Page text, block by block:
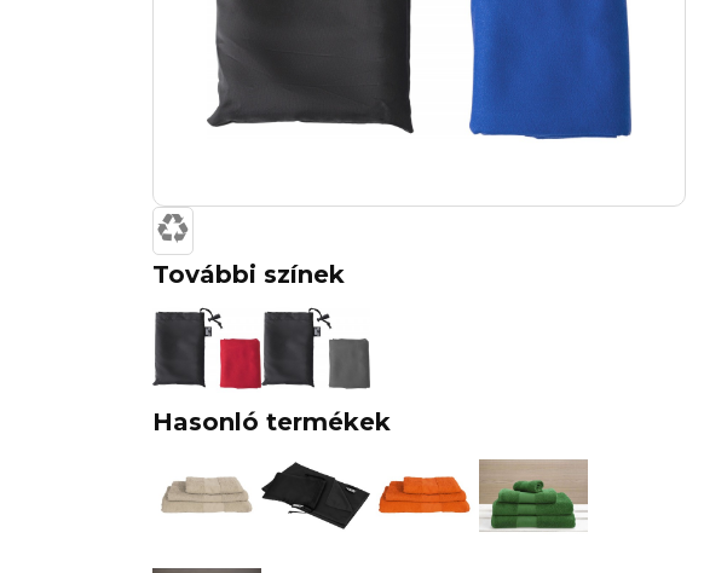
További színek
Hasonló termékek